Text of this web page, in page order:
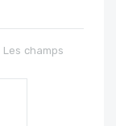
Les champs